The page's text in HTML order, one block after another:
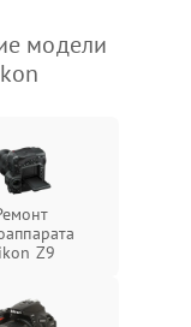
модели
Z9